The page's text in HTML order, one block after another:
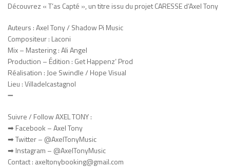
Découvrez « T’as Capté », un titre issu du projet CARESSE d’Axel Tony
Auteurs : Axel Tony / Shadow Pi Music
Compositeur : Laconi
Mix – Mastering : Ali Angel
Production – Édition : Get Happenz’ Prod
Réalisation : Joe Swindle / Hope Visual
Lieu : Villadelcastagnol
➖
Suivre / Follow AXEL TONY :
➡ Facebook – Axel Tony
➡ Twitter – @AxelTonyMusic
➡ Instagram – @AxelTonyMusic
Contact : axeltonybooking@gmail.com